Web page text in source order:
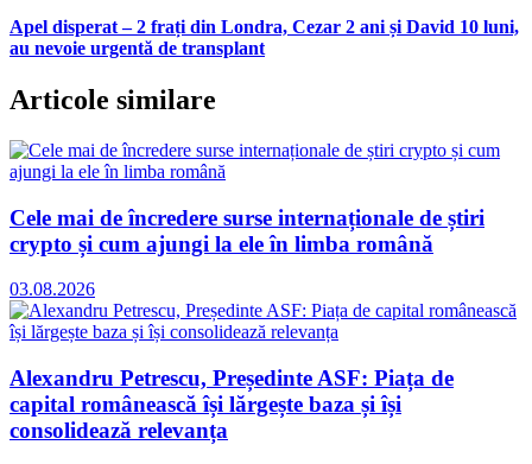
Apel disperat – 2 frați din Londra, Cezar 2 ani și David 10 luni,
au nevoie urgentă de transplant
Articole similare
Cele mai de încredere surse internaționale de știri
crypto și cum ajungi la ele în limba română
03.08.2026
Alexandru Petrescu, Președinte ASF: Piața de
capital românească își lărgește baza și își
consolidează relevanța